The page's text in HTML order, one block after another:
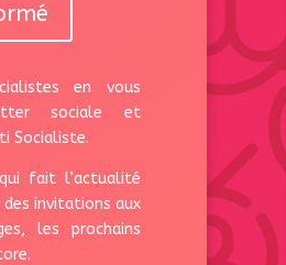
en vous
sociale et
Socialiste.
fait l’actualité
invitations aux
les prochains